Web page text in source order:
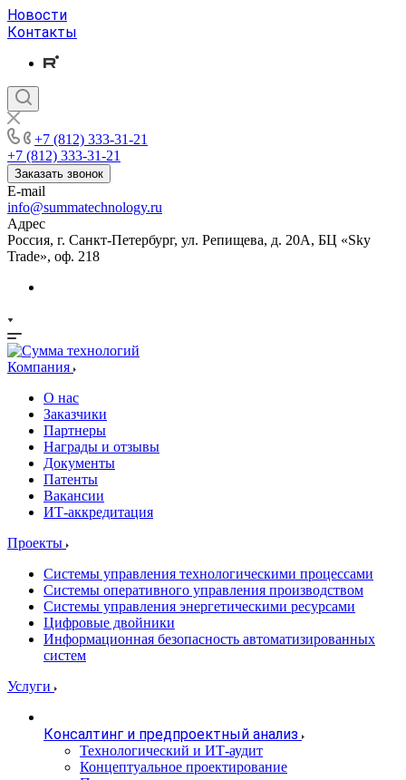
Новости
Контакты
+7 (812) 333-31-21
+7 (812) 333-31-21
Заказать звонок
E-mail
info@summatechnology.ru
Адрес
Россия, г. Санкт-Петербург, ул. Репищева, д. 20А, БЦ «Sky
Trade», оф. 218
Компания
О нас
Заказчики
Партнеры
Награды и отзывы
Документы
Патенты
Вакансии
ИТ-аккредитация
Проекты
Системы управления технологическими процессами
Системы оперативного управления производством
Системы управления энергетическими ресурсами
Цифровые двойники
Информационная безопасность автоматизированных
систем
Услуги
Консалтинг и предпроектный анализ
Технологический и ИТ-аудит
Концептуальное проектирование